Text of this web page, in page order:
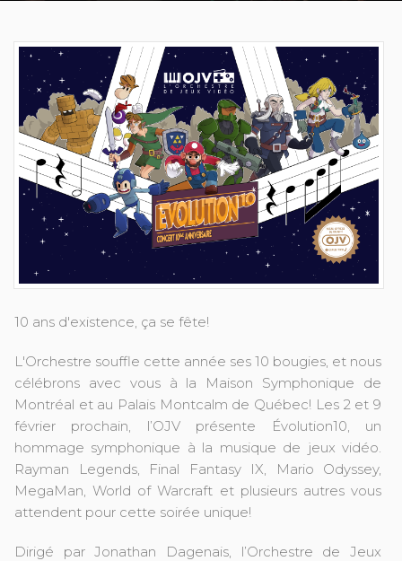
10 ans d'existence, ça se fête!
L'Orchestre souffle cette année ses 10 bougies, et nous
célébrons avec vous à la Maison Symphonique de
Montréal et au Palais Montcalm de Québec! Les 2 et 9
février prochain, l’OJV présente Évolution10, un
hommage symphonique à la musique de jeux vidéo.
Rayman Legends, Final Fantasy IX, Mario Odyssey,
MegaMan, World of Warcraft et plusieurs autres vous
attendent pour cette soirée unique!
Dirigé par Jonathan Dagenais, l’Orchestre de Jeux